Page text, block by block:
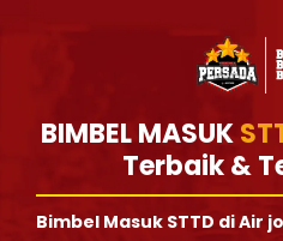
BIMBEL MASUK
Terbaik &
Bimbel Masuk STTD di Air